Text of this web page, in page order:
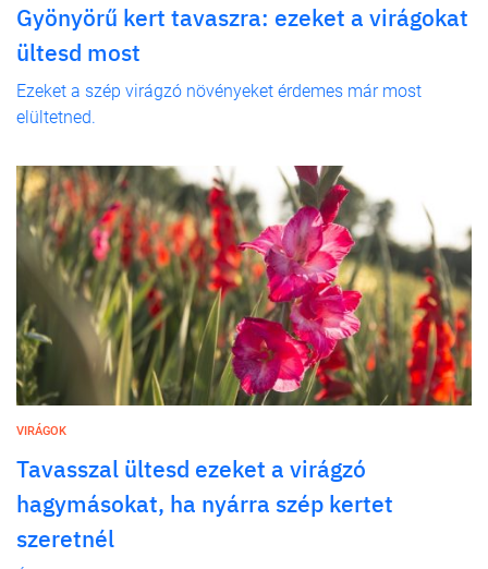
Gyönyörű kert tavaszra: ezeket a virágokat
ültesd most
Ezeket a szép virágzó növényeket érdemes már most
elültetned.
VIRÁGOK
Tavasszal ültesd ezeket a virágzó
hagymásokat, ha nyárra szép kertet
szeretnél